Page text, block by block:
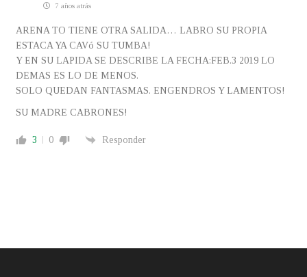
7 años atrás
ARENA TO TIENE OTRA SALIDA… LABRO SU PROPIA
ESTACA YA CAVó SU TUMBA!
Y EN SU LAPIDA SE DESCRIBE LA FECHA:FEB.3 2019 LO
DEMAS ES LO DE MENOS.
SOLO QUEDAN FANTASMAS. ENGENDROS Y LAMENTOS!
SU MADRE CABRONES!
3 0 Responder